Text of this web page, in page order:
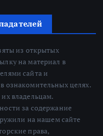
из открытых
на материал в
сайта и
ознакомительных целях.
владельцам.
за содержание
на нашем сайте
права,